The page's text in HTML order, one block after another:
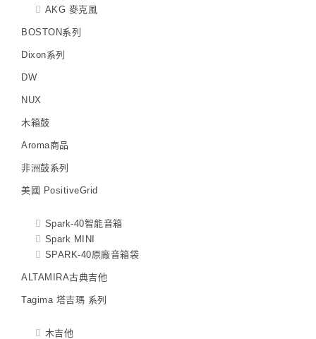
AKG 麥克風
BOSTON系列
Dixon系列
DW
NUX
木箱鼓
Aroma商品
非洲鼓系列
美國 PositiveGrid
Spark-40智能音箱
Spark MINI
SPARK-40原廠音箱袋
ALTAMIRA古典吉他
Tagima 塔吉瑪 系列
木吉他